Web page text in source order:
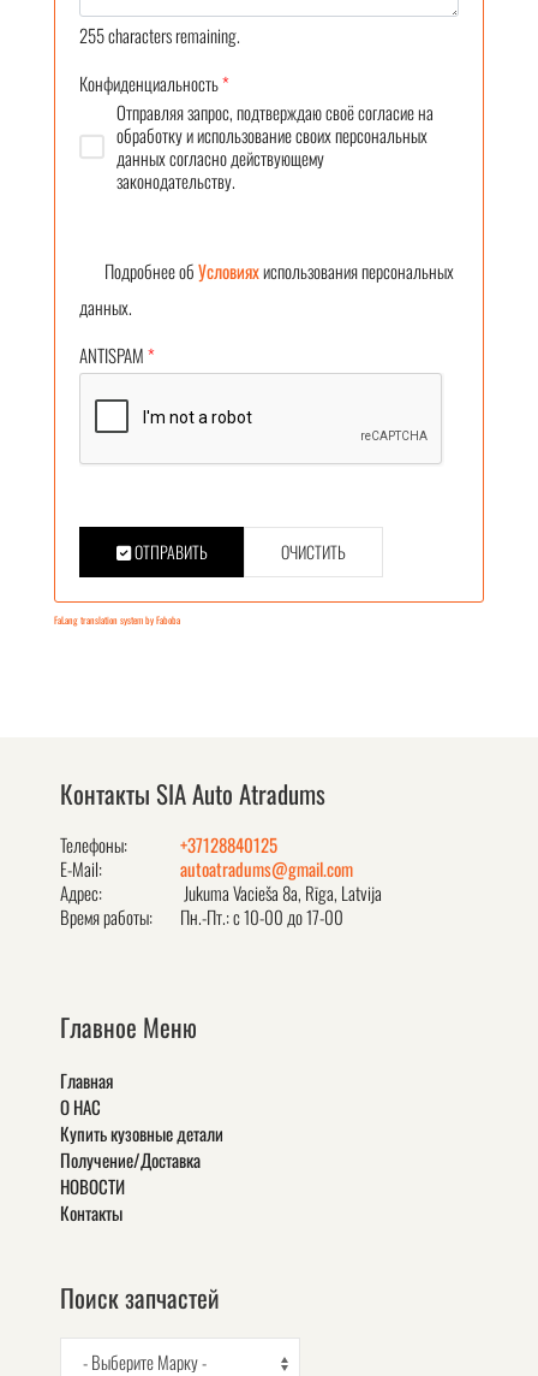
255characters remaining.
Конфиденциальность*
Отправляя запрос, подтверждаю своё согласие на
обработку и использование своих персональных
данных согласно действующему
законодательству.
Подробнее обУсловияхиспользования персональных
данных.
ANTISPAM*
ОТПРАВИТЬ ОЧИСТИТЬ
FaLang translation system by Faboba
Контакты SIA Auto Atradums
Телефоны:
+37128840125
E-Mail:
autoatradums@gmail.com
Адрес:
Jukuma Vacieša 8a, Rīga, Latvija
Время работы:
Пн.-Пт.: с 10-00 до 17-00
Главное Меню
Главная
О НАС
Купить кузовные детали
Получение/Доставка
НОВОСТИ
Контакты
Поиск запчастей
- Выберите Марку -